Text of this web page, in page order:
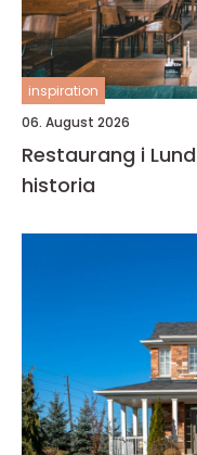
inspiration
06. August 2026
Restaurang i
historia